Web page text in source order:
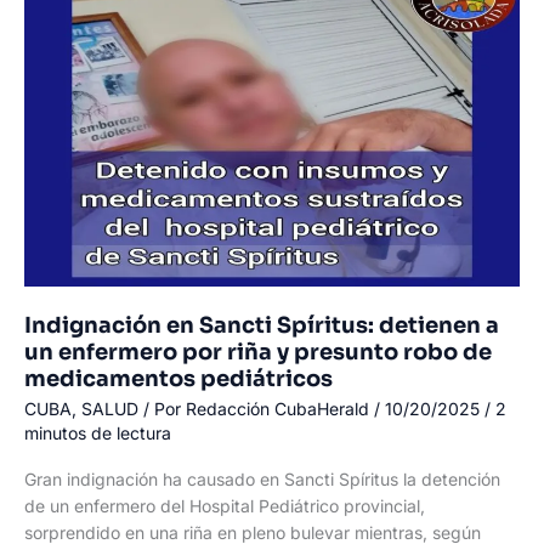
pareja
abusos
abandono
infantil
Indignación en Sancti Spíritus: detienen a
un enfermero por riña y presunto robo de
medicamentos pediátricos
CUBA, SALUD / Por Redacción CubaHerald / 10/20/2025 / 2
minutos de lectura
Gran indignación ha causado en Sancti Spíritus la detención
de un enfermero del Hospital Pediátrico provincial,
sorprendido en una riña en pleno bulevar mientras, según